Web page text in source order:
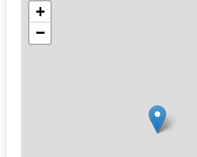
+
−